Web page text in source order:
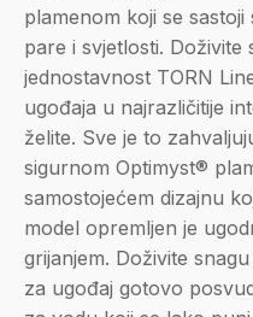
plamenom koji se
pare i svjetlosti. Doživite
jednostavnost TORN
ugođaja u najrazličitije
želite. Sve je to
sigurnom Optimyst®
samostojećem dizajnu
model opremljen je
grijanjem. Doživite
za ugođaj gotovo